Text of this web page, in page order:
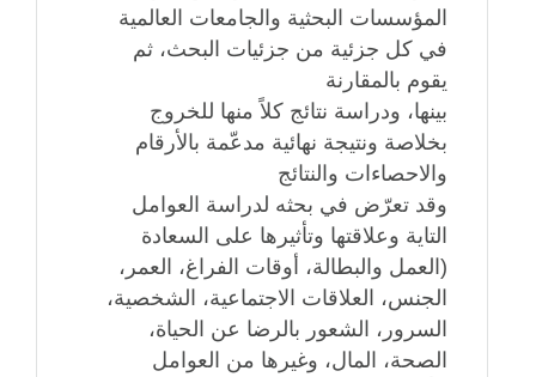
المؤسسات البحثية والجامعات العالمية
في كل جزئية من جزئيات البحث، ثم
يقوم بالمقارنة
بينها، ودراسة نتائج كلاً منها للخروج
بخلاصة ونتيجة نهائية مدعّمة بالأرقام
والاحصاءات والنتائج
وقد تعرّض في بحثه لدراسة العوامل
التاية وعلاقتها وتأثيرها على السعادة
(العمل والبطالة، أوقات الفراغ، العمر،
الجنس، العلاقات الاجتماعية، الشخصية،
السرور، الشعور بالرضا عن الحياة،
الصحة، المال، وغيرها من العوامل